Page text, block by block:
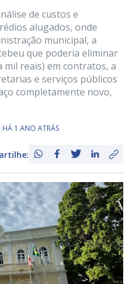
de custos e
alugados, onde
municipal, a
que poderia eliminar
mil reais) em contratos, a
e serviços públicos
completamente novo,
1 ANO ATRÁS